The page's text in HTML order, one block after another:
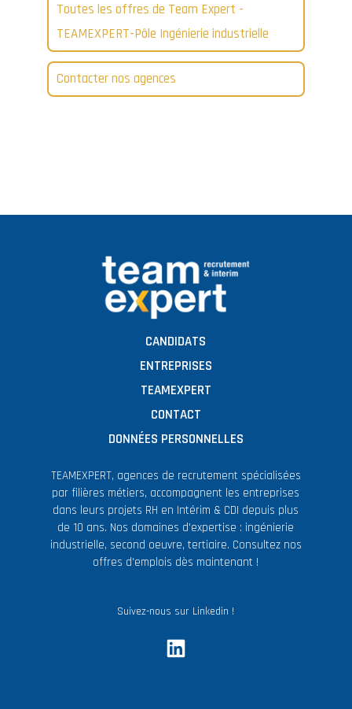
Toutes les offres de Team Expert -
TEAMEXPERT-Pôle Ingénierie industrielle
Contacter nos agences
CANDIDATS
ENTREPRISES
TEAMEXPERT
CONTACT
DONNÉES PERSONNELLES
TEAMEXPERT, agences de recrutement spécialisées
par filières métiers, accompagnent les entreprises
dans leurs projets RH en Intérim & CDI depuis plus
de 10 ans. Nos domaines d'expertise : ingénierie
industrielle, second oeuvre, tertiaire. Consultez nos
offres d'emplois dès maintenant !
Suivez-nous sur Linkedin !